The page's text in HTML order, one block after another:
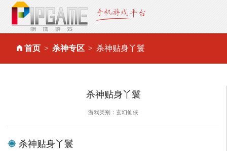
首页 杀神专区 杀神贴身丫鬟
杀神贴身丫鬟
游戏类别：玄幻仙侠
杀神贴身丫鬟